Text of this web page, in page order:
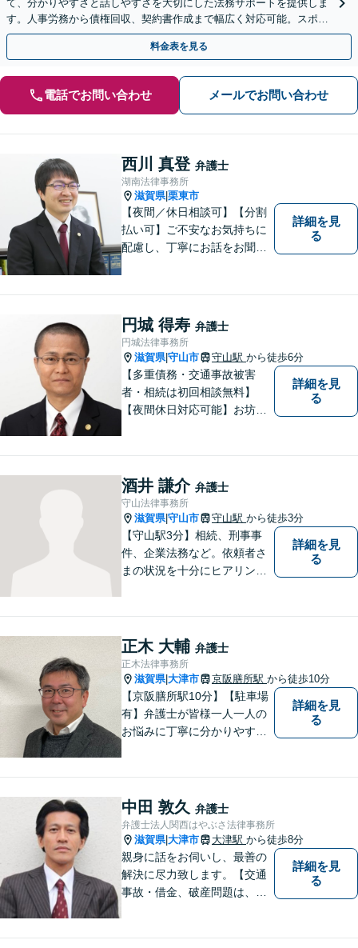
て、分かりやすさと話しやすさを大切にした法務サポートを提供しま
す。人事労務から債権回収、契約書作成まで幅広く対応可能。スポッ
ト相談から顧問契約までお任せください【大津駅徒歩3分】
料金表を見る
電話でお問い合わせ メールでお問い合わせ
西川 真登 弁護士
湖南法律事務所
滋賀県|栗東市
【夜間／休日相談可】【分割
払い可】ご不安なお気持ちに
配慮し、丁寧にお話をお聞き
い合わせください。
詳細を見
る
円城 得寿 弁護士
円城法律事務所
滋賀県|守山市 守山駅 から徒歩6分
【多重債務・交通事故被害
者・相続は初回相談無料】
【夜間休日対応可能】お坊さ
の目線で敷居が低い弁護士と
して、親身にあなたの立場に
立って、ご相談に対応いたし
ます。
詳細を見
る
酒井 謙介 弁護士
守山法律事務所
滋賀県|守山市 守山駅 から徒歩3分
【守山駅3分】相続、刑事事
件、企業法務など。依頼者さ
まの状況を十分にヒアリング
ます。お気軽にご相談くださ
い【隣接駐車場あり】
詳細を見
る
正木 大輔 弁護士
正木法律事務所
滋賀県|大津市 京阪膳所駅 から徒歩10分
【京阪膳所駅10分】【駐車場
有】弁護士が皆様一人一人の
お悩みに丁寧に分かりやすく
進できることがございます。
どうぞ当事務所にご相談くだ
さい。
詳細を見
る
中田 敦久 弁護士
弁護士法人関西はやぶさ法律事務所
滋賀県|大津市 大津駅 から徒歩8分
親身に話をお伺いし、最善の
解決に尽力致します。【交通
事故・借金、破産問題は、初
詳細を見
る